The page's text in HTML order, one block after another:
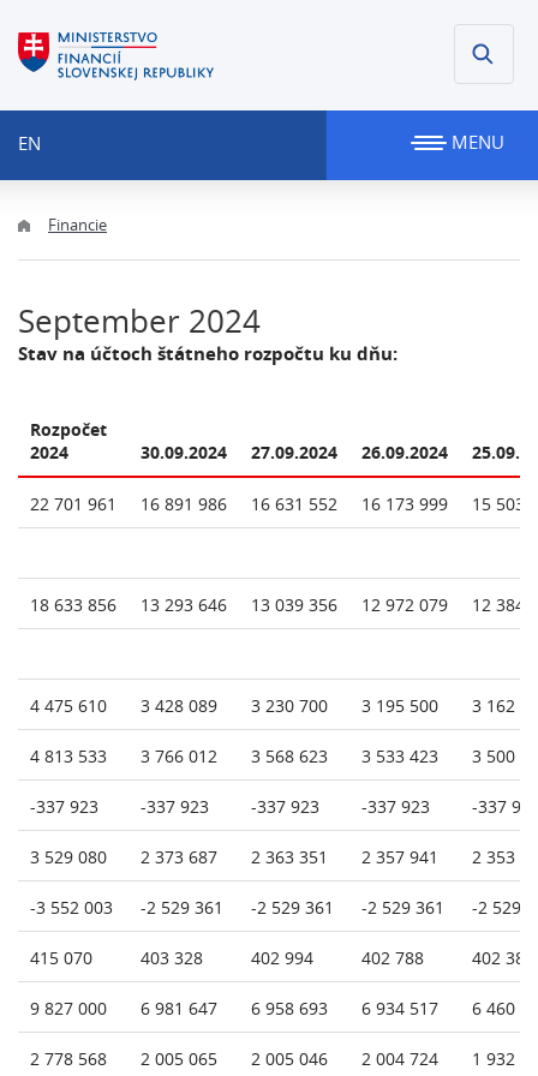
EN MENU
Financie
September 2024
Stav na účtoch štátneho rozpočtu ku dňu:
Rozpočet
2024
30.09.2024 27.09.2024 26.09.2024
22 701 961 16 891 986 16 631 552 16 173 999 15 503
18 633 856 13 293 646 13 039 356 12 972 079 12 384
4 475 610 3 428 089 3 230 700 3 195 500 3 162
4 813 533 3 766 012 3 568 623 3 533 423 3 500
-337 923 -337 923 -337 923 -337 923 -337
3 529 080 2 373 687 2 363 351 2 357 941 2 353
-3 552 003 -2 529 361 -2 529 361 -2 529 361 -2 529
415 070 403 328 402 994 402 788 402 383
9 827 000 6 981 647 6 958 693 6 934 517 6 460
2 778 568 2 005 065 2 005 046 2 004 724 1 932